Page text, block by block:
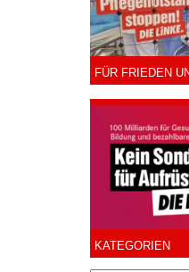
FÜR FRIEDEN
KATEGORIEN